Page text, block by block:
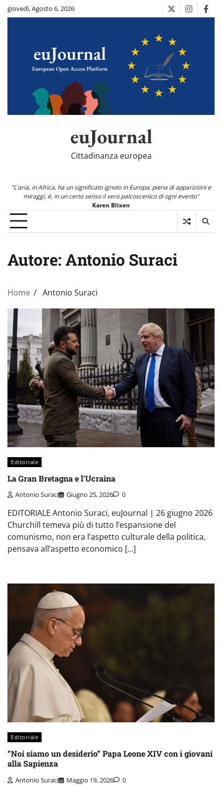
Skipgiovedì, Agosto 6, 2026 X
euJournal
Cittadinanza europea
"L'aria, in Africa, ha un significato ignoto in Europa; piena di apparizioni e
miraggi, è, in un certo senso il vero palcoscenico di ogni evento"
Karen Blixen
Autore: Antonio Suraci
Home Antonio Suraci
Editoriale
La Gran Bretagna e l’Ucraina
Antonio Suraci Giugno 25, 2026 0
EDITORIALE Antonio Suraci, euJournal | 26 giugno 2026
Churchill temeva più di tutto l’espansione del
comunismo, non era l’aspetto culturale della politica,
pensava all’aspetto economico […]
Editoriale
“Noi siamo un desiderio” Papa Leone XIV con i giovani
alla Sapienza
Antonio Suraci Maggio 19, 2026 0